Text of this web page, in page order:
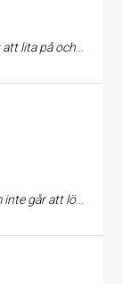
allt från bollar till konor till sarger och västar.
heller ingen som varit det.